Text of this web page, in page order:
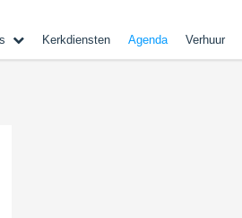
Kerkdiensten Agenda Verhuur